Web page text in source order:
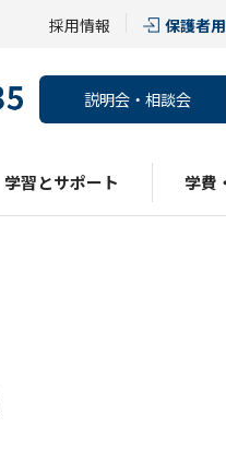
採用情報 保護者
説明会・相談会
学習とサポート 学費